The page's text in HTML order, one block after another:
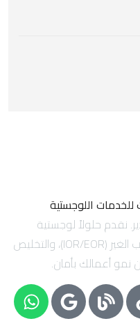
نقدم حلولاً لوجستية
متكاملة تشمل الاستيراد والتصدير لحساب الغير (IOR/EOR)، والتخليص
نمو أعمالك بأمان.